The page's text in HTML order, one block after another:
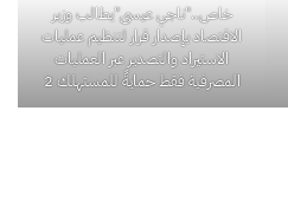
خاص.."ناجي عيسى"يطالب وزير
الاقتصاد بإصدار قرار لتنظيم عمليات
الاستيراد والتصدير عبر العمليات
المصرفية فقط حمايةً للمستهلك 2